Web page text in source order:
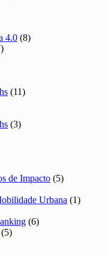
4.0 (8)
(11)
(3)
de Impacto (5)
Urbana (1)
(6)
(5)